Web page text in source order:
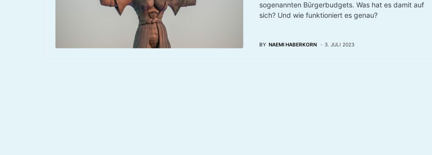
sogenannten Bürgerbudgets. Was hat es damit auf
sich? Und wie funktioniert es genau?
BY NAEMI HABERKORN 3. JULI 2023